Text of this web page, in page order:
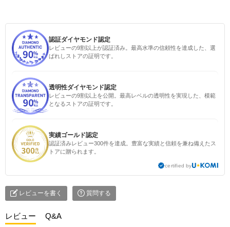
認証ダイヤモンド認定
レビューの9割以上が認証済み。最高水準の信頼性を達成した、選
ばれしストアの証明です。
透明性ダイヤモンド認定
レビューの9割以上を公開。最高レベルの透明性を実現した、模範
となるストアの証明です。
実績ゴールド認定
認証済みレビュー300件を達成。豊富な実績と信頼を兼ね備えたス
トアに贈られます。
certified by
レビューを書く 質問する
レビュー Q&A